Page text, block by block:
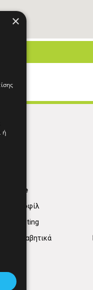
Find Here
Προφίλ
marketing
Αλφαβητικά
×
ή